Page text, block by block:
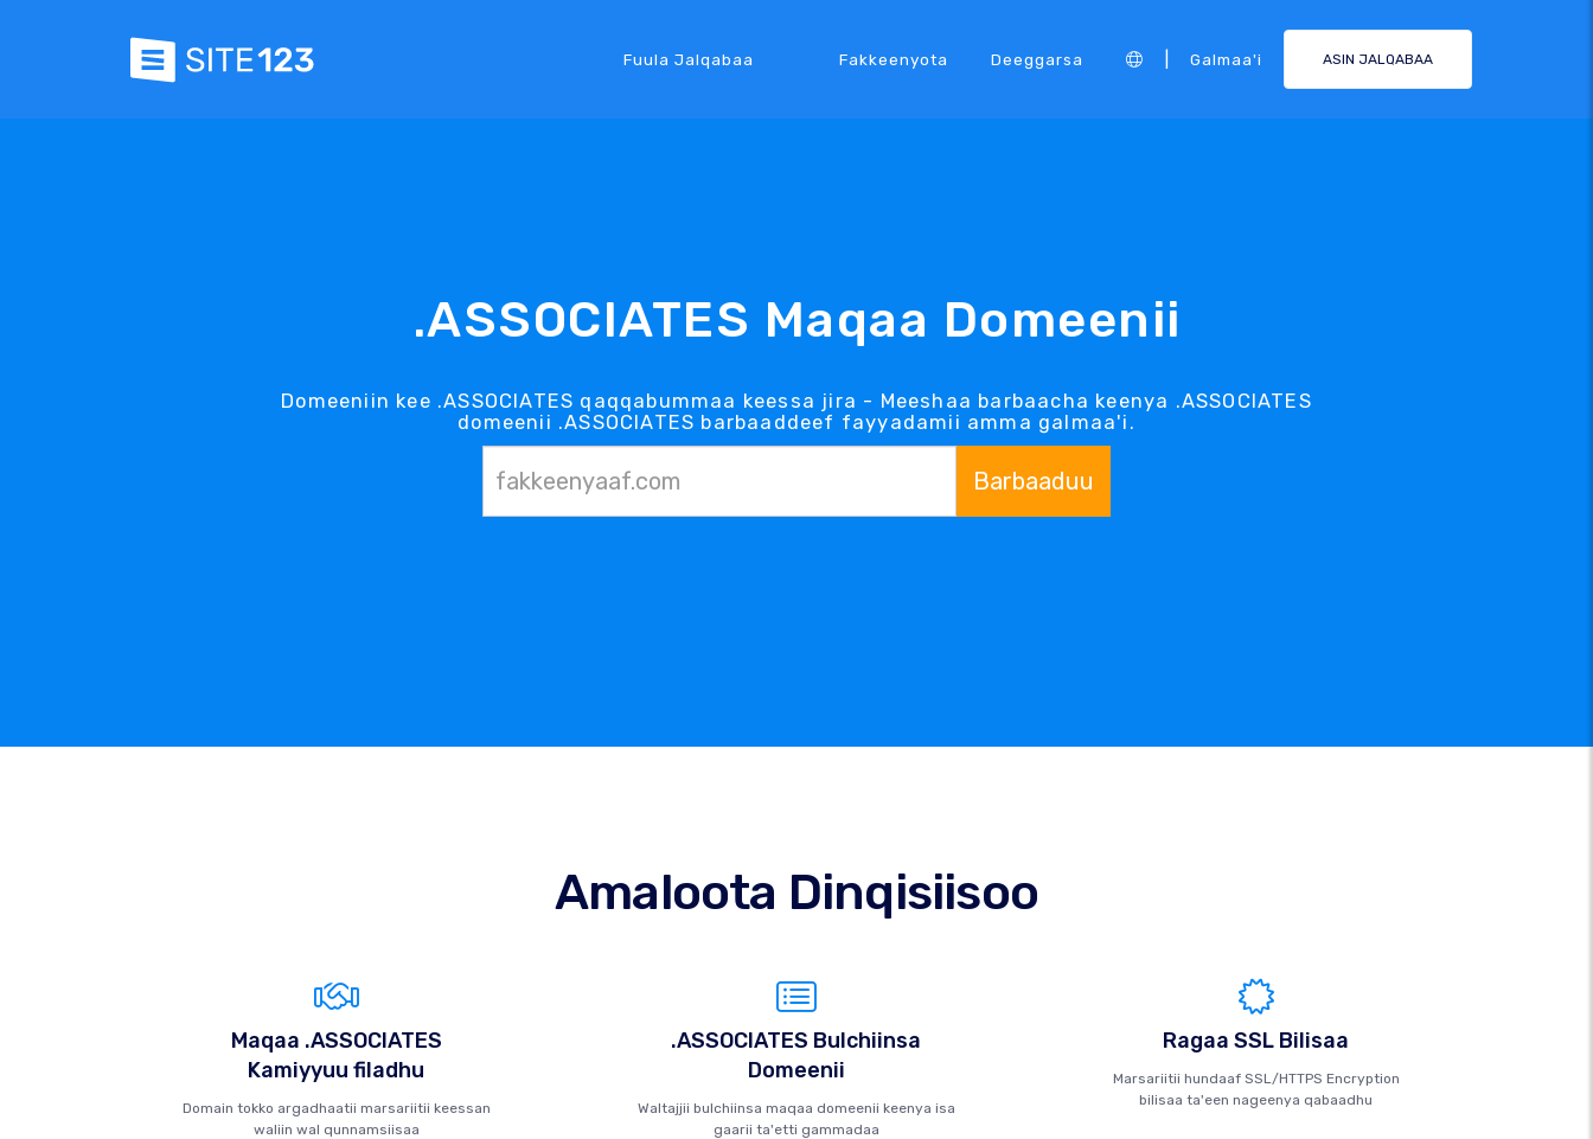
Fuula Jalqabaa Fakkeenyota Deeggarsa Galmaa'i ASIN JALQABAA
.ASSOCIATES Maqaa Domeenii
Domeeniin kee .ASSOCIATES qaqqabummaa keessa jira - Meeshaa barbaacha keenya .ASSOCIATES
domeenii .ASSOCIATES barbaaddeef fayyadamii amma galmaa'i.
Barbaaduu
Amaloota Dinqisiisoo
Maqaa .ASSOCIATES
Kamiyyuu filadhu
Domain tokko argadhaatii marsariitii keessan
waliin wal qunnamsiisaa
.ASSOCIATES Bulchiinsa
Domeenii
Waltajjii bulchiinsa maqaa domeenii keenya isa
gaarii ta'etti gammadaa
Ragaa SSL Bilisaa
Marsariitii hundaaf SSL/HTTPS Encryption
bilisaa ta'een nageenya qabaadhu